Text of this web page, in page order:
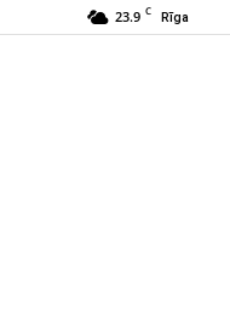
23.9 C Rīga